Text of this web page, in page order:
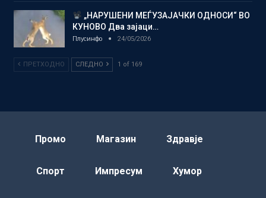
„НАРУШЕНИ МЕЃУЗАЈАЧКИ ОДНОСИ“ ВО
КУНОВО Два зајаци…
Плусинфо 24/05/2026
ПРЕТХОДНО СЛЕДНО 1 of 169
Промо Магазин Здравје
Спорт Импресум Хумор